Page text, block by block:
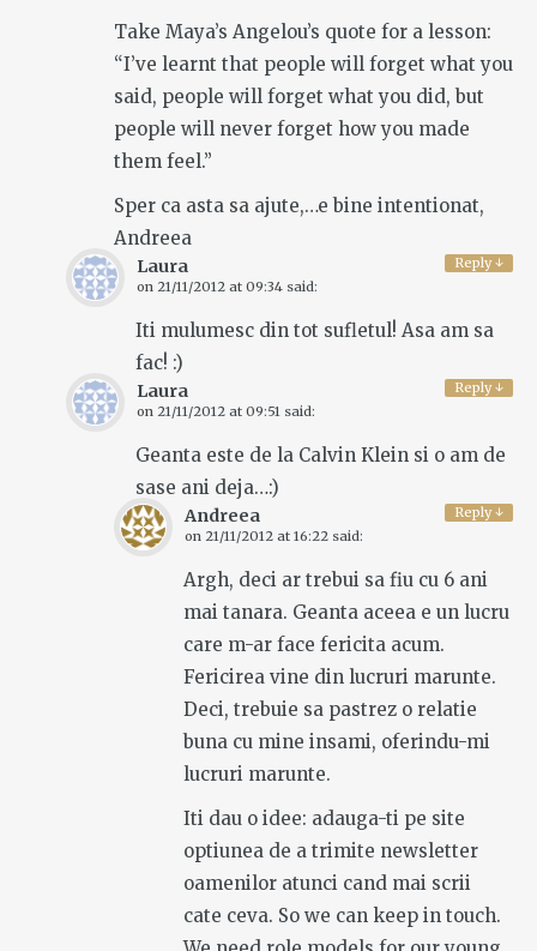
Take Maya’s Angelou’s quote for a lesson:
“I’ve learnt that people will forget what you
said, people will forget what you did, but
people will never forget how you made
them feel.”
Sper ca asta sa ajute,…e bine intentionat,
Andreea
Reply↓
Laura
on 21/11/2012 at 09:34 said:
Iti mulumesc din tot sufletul! Asa am sa
fac! :)
Reply↓
Laura
on 21/11/2012 at 09:51 said:
Geanta este de la Calvin Klein si o am de
sase ani deja…:)
Reply↓
Andreea
on 21/11/2012 at 16:22 said:
Argh, deci ar trebui sa fiu cu 6 ani
mai tanara. Geanta aceea e un lucru
care m-ar face fericita acum.
Fericirea vine din lucruri marunte.
Deci, trebuie sa pastrez o relatie
buna cu mine insami, oferindu-mi
lucruri marunte.
Iti dau o idee: adauga-ti pe site
optiunea de a trimite newsletter
oamenilor atunci cand mai scrii
cate ceva. So we can keep in touch.